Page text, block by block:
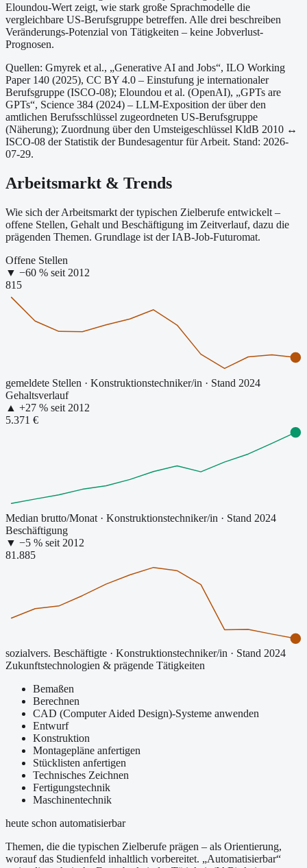
Eloundou-Wert zeigt, wie stark große Sprachmodelle die
vergleichbare US-Berufsgruppe betreffen. Alle drei beschreiben
Veränderungs-Potenzial von Tätigkeiten – keine Jobverlust-
Prognosen.
Quellen: Gmyrek et al., „Generative AI and Jobs“, ILO Working
Paper 140 (2025), CC BY 4.0 – Einstufung je internationaler
Berufsgruppe (ISCO-08); Eloundou et al. (OpenAI), „GPTs are
GPTs“, Science 384 (2024) – LLM-Exposition der über den
amtlichen Berufsschlüssel zugeordneten US-Berufsgruppe
(Näherung); Zuordnung über den Umsteigeschlüssel KldB 2010 ↔
ISCO-08 der Statistik der Bundesagentur für Arbeit. Stand: 2026-
07-29.
Arbeitsmarkt & Trends
Wie sich der Arbeitsmarkt der typischen Zielberufe entwickelt –
offene Stellen, Gehalt und Beschäftigung im Zeitverlauf, dazu die
prägenden Themen. Grundlage ist der IAB-Job-Futuromat.
Offene Stellen
▼ −60 % seit 2012
815
gemeldete Stellen · Konstruktionstechniker/in · Stand 2024
Gehaltsverlauf
▲ +27 % seit 2012
5.371 €
Median brutto/Monat · Konstruktionstechniker/in · Stand 2024
Beschäftigung
▼ −5 % seit 2012
81.885
sozialvers. Beschäftigte · Konstruktionstechniker/in · Stand 2024
Zukunftstechnologien & prägende Tätigkeiten
Bemaßen
Berechnen
CAD (Computer Aided Design)-Systeme anwenden
Entwurf
Konstruktion
Montagepläne anfertigen
Stücklisten anfertigen
Technisches Zeichnen
Fertigungstechnik
Maschinentechnik
heute schon automatisierbar
Themen, die die typischen Zielberufe prägen – als Orientierung,
worauf das Studienfeld inhaltlich vorbereitet. „Automatisierbar“